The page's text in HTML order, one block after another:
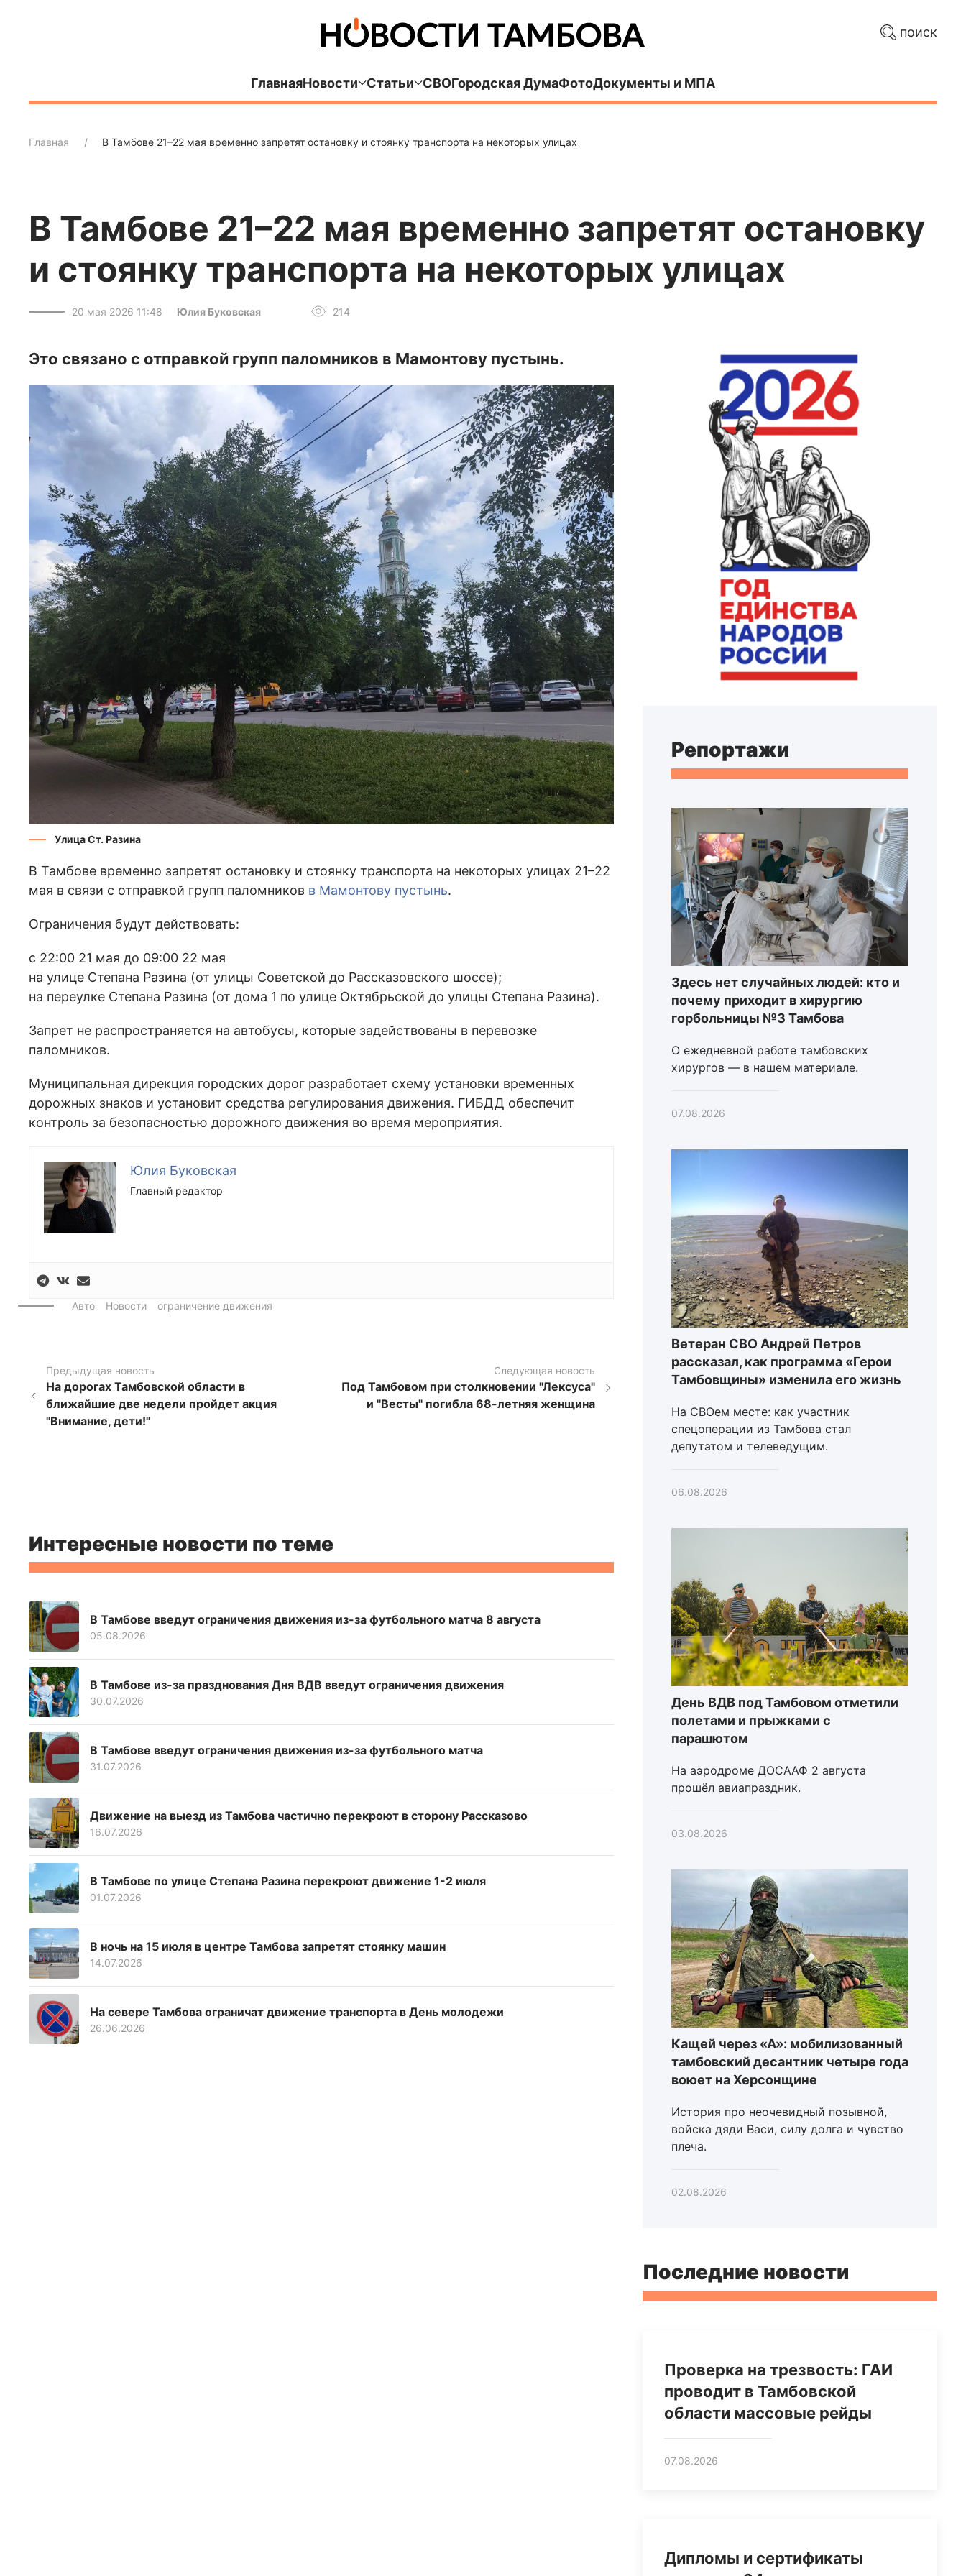
поиск
ГлавнаяНовости Статьи СВОГородская ДумаФотоДокументы и МПА
Главная В Тамбове 21–22 мая временно запретят остановку и стоянку транспорта на некоторых улицах
В Тамбове 21–22 мая временно запретят остановку
и стоянку транспорта на некоторых улицах
20 мая 2026 11:48 Юлия Буковская 214
Это связано с отправкой групп паломников в Мамонтову пустынь.
Улица Ст. Разина
В Тамбове временно запретят остановку и стоянку транспорта на некоторых улицах 21–22
мая в связи с отправкой групп паломников в Мамонтову пустынь.
Ограничения будут действовать:
с 22:00 21 мая до 09:00 22 мая
на улице Степана Разина (от улицы Советской до Рассказовского шоссе);
на переулке Степана Разина (от дома 1 по улице Октябрьской до улицы Степана Разина).
Запрет не распространяется на автобусы, которые задействованы в перевозке
паломников.
Муниципальная дирекция городских дорог разработает схему установки временных
дорожных знаков и установит средства регулирования движения. ГИБДД обеспечит
контроль за безопасностью дорожного движения во время мероприятия.
Юлия Буковская
Главный редактор
Авто Новости ограничение движения
Предыдущая новость
На дорогах Тамбовской области в
ближайшие две недели пройдет акция
"Внимание, дети!"
Следующая новость
Под Тамбовом при столкновении "Лексуса"
и "Весты" погибла 68-летняя женщина
Интересные новости по теме
В Тамбове введут ограничения движения из-за футбольного матча 8 августа
05.08.2026
В Тамбове из-за празднования Дня ВДВ введут ограничения движения
30.07.2026
В Тамбове введут ограничения движения из-за футбольного матча
31.07.2026
Движение на выезд из Тамбова частично перекроют в сторону Рассказово
16.07.2026
В Тамбове по улице Степана Разина перекроют движение 1-2 июля
01.07.2026
В ночь на 15 июля в центре Тамбова запретят стоянку машин
14.07.2026
На севере Тамбова ограничат движение транспорта в День молодежи
26.06.2026
Репортажи
Здесь нет случайных людей: кто и
почему приходит в хирургию
горбольницы №3 Тамбова
О ежедневной работе тамбовских
хирургов — в нашем материале.
07.08.2026
Ветеран СВО Андрей Петров
рассказал, как программа «Герои
Тамбовщины» изменила его жизнь
На СВОем месте: как участник
спецоперации из Тамбова стал
депутатом и телеведущим.
06.08.2026
День ВДВ под Тамбовом отметили
полетами и прыжками с
парашютом
На аэродроме ДОСААФ 2 августа
прошёл авиапраздник.
03.08.2026
Кащей через «А»: мобилизованный
тамбовский десантник четыре года
воюет на Херсонщине
История про неочевидный позывной,
войска дяди Васи, силу долга и чувство
плеча.
02.08.2026
Последние новости
Проверка на трезвость: ГАИ
проводит в Тамбовской
области массовые рейды
07.08.2026
Дипломы и сертификаты